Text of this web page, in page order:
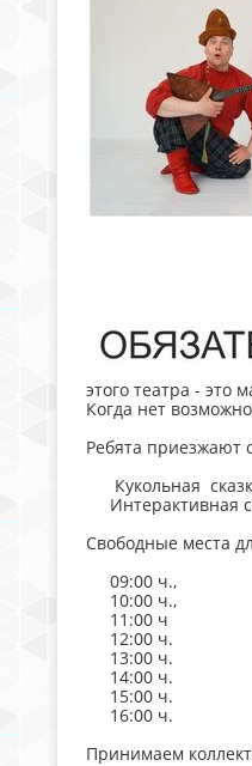
этого театра - это
Когда нет
Ребята приезжают
Кукольная
Интерактивная
Свободные места
09:00 ч.,
10:00 ч.,
11:00 ч
12:00 ч.
13:00 ч.
14:00 ч.
15:00 ч.
16:00 ч.
Принимаем